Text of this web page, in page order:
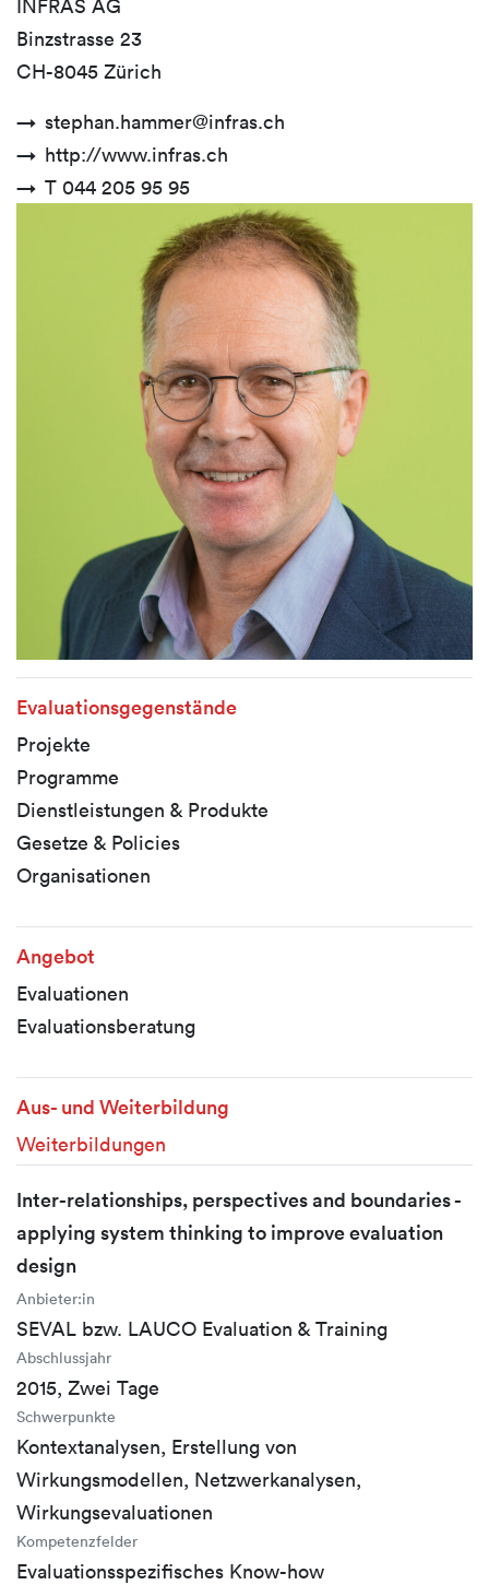
INFRAS AG
Binzstrasse 23
CH-8045 Zürich
stephan.hammer@infras.ch
http://www.infras.ch
T 044 205 95 95
Evaluationsgegenstände
Projekte
Programme
Dienstleistungen & Produkte
Gesetze & Policies
Organisationen
Angebot
Evaluationen
Evaluationsberatung
Aus- und Weiterbildung
Weiterbildungen
Inter-relationships, perspectives and boundaries -
applying system thinking to improve evaluation
design
Anbieter:in
SEVAL bzw. LAUCO Evaluation & Training
Abschlussjahr
2015, Zwei Tage
Schwerpunkte
Kontextanalysen, Erstellung von
Wirkungsmodellen, Netzwerkanalysen,
Wirkungsevaluationen
Kompetenzfelder
Evaluationsspezifisches Know-how